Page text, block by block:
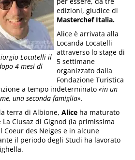
Locatelli il
4 mesi di
edizioni, giudice di
Masterchef Italia.
Alice è arrivata alla
Locanda Locatelli
attraverso lo stage di
5 settimane
organizzato dalla
Fondazione Turistica
a tempo indeterminato «in un
una seconda famiglia».
terra di Albione,Alice ha maturato
Clusaz di Gignod (la primissima
Coeur des Neiges e in alcune
il periodo degli Studi ha lavorato